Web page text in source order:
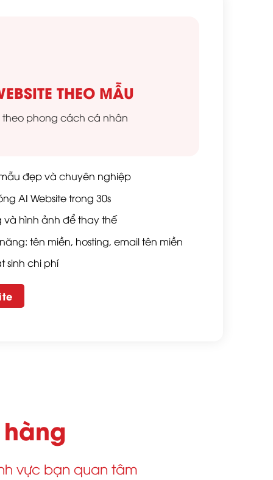
THEO MẪU
theo phong cách cá nhân
đẹp và chuyên nghiệp
AI Website trong 30s
và hình ảnh để thay thế
tên miền, hosting, email tên miền
sinh chi phí
vực bạn quan tâm